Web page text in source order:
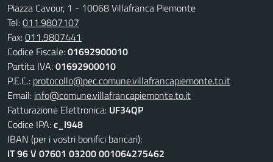
Piazza Cavour, 1 - 10068 Villafranca Piemonte
Tel:011.9807107
Fax:011.9807441
Codice Fiscale:01692900010
Partita IVA:01692900010
P.E.C.: protocollo@pec.comune.villafrancapiemonte.to.it
Email: info@comune.villafrancapiemonte.to.it
Fatturazione Elettronica: UF34QP
Codice IPA:c_l948
IBAN (per i vostri bonifici bancari):
IT 96 V 07601 03200 001064275462